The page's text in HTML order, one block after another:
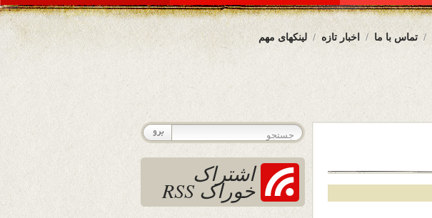
لینکهای مهم اخبار تازه تماس با ما
اشتراک
خوراک RSS